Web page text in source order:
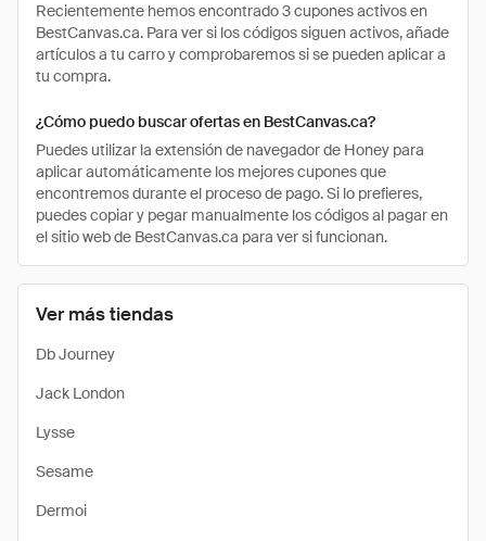
Ver más tiendas
Db Journey
Jack London
Lysse
Sesame
Dermoi
Recientemente hemos encontrado 3 cupones activos en
BestCanvas.ca. Para ver si los códigos siguen activos, añade
artículos a tu carro y comprobaremos si se pueden aplicar a
tu compra.
¿Cómo puedo buscar ofertas en BestCanvas.ca?
Puedes utilizar la extensión de navegador de Honey para
aplicar automáticamente los mejores cupones que
encontremos durante el proceso de pago. Si lo prefieres,
puedes copiar y pegar manualmente los códigos al pagar en
el sitio web de BestCanvas.ca para ver si funcionan.